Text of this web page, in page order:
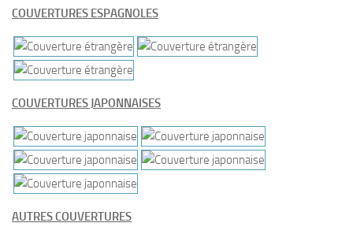
COUVERTURES ESPAGNOLES
COUVERTURES JAPONNAISES
AUTRES COUVERTURES